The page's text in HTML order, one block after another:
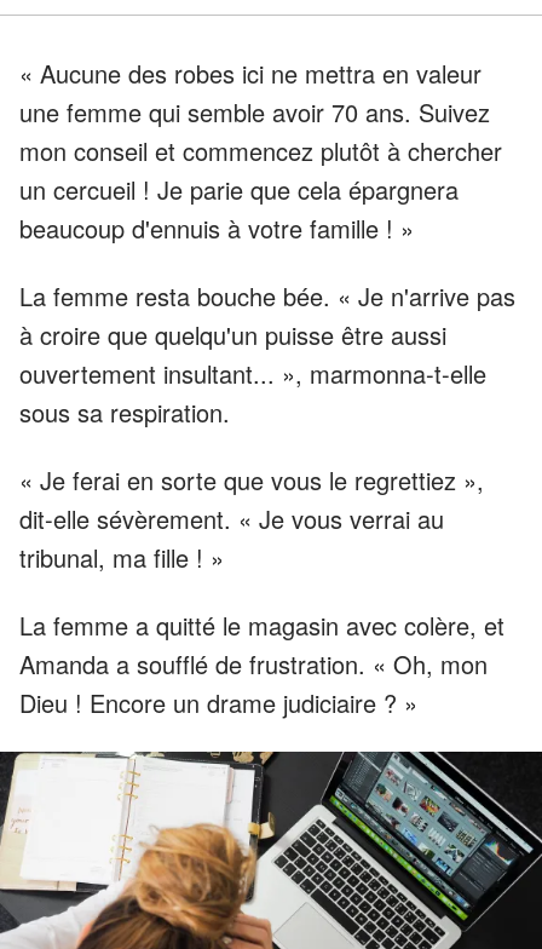
« Aucune des robes ici ne mettra en valeur
une femme qui semble avoir 70 ans. Suivez
mon conseil et commencez plutôt à chercher
un cercueil ! Je parie que cela épargnera
beaucoup d'ennuis à votre famille ! »
La femme resta bouche bée. « Je n'arrive pas
à croire que quelqu'un puisse être aussi
ouvertement insultant... », marmonna-t-elle
sous sa respiration.
« Je ferai en sorte que vous le regrettiez »,
dit-elle sévèrement. « Je vous verrai au
tribunal, ma fille ! »
La femme a quitté le magasin avec colère, et
Amanda a soufflé de frustration. « Oh, mon
Dieu ! Encore un drame judiciaire ? »